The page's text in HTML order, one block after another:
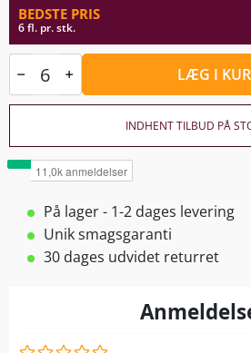
BEDSTE PRIS
6 fl. pr. stk.
LÆG I
INDHENT TILBUD PÅ
På lager - 1-2 dages levering
Unik smagsgaranti
30 dages udvidet returret